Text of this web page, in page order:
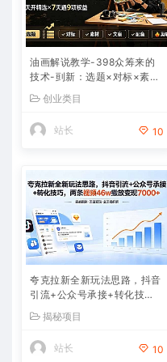
油画解说教学-398众筹来的
技术-刯新：选题×对标×素材
选×7天通9项权益
创业类目
站长 10
夸克拉新全新玩法思路，抖音
引流+公众号承接+转化技
000+
揭秘项目
站长 10